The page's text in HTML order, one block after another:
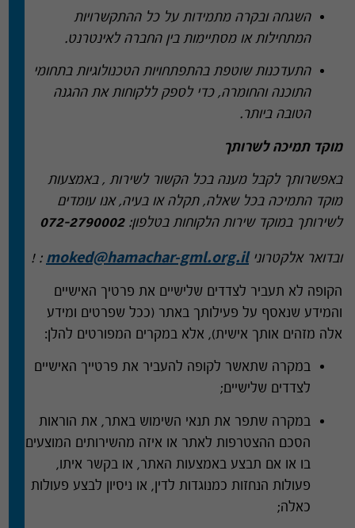
השגחה ובקרה מתמידות על כל ההתקשרויות
המתחילות או מסתיימות בין החברה לאינטרנט.
התעדכנות שוטפת בהתפתחויות הטכנולוגיות בתחומי
התוכנה והחומרה,כדי לספק ללקוחות את ההגנה
הטובה ביותר.
מוקד תמיכה לשרותך
באפשרותך לקבל מענה בכל הקשור לשירות ,באמצעות
מוקד התמיכה בכל שאלה,תקלה או בעיה,אנו עומדים
לשירותך במוקד שירות הלקוחות בטלפון:
072-2790002
ובדואר אלקטרוניmoked@hamachar-gml.org.il
: !
הקופה לא תעביר לצדדים שלישיים את פרטיך האישיים
והמידע שנאסף על פעילותך באתר (ככל שפרטים ומידע
אלה מזהים אותך אישית), אלא במקרים המפורטים להלן:
במקרה שתאשר לקופה להעביר את פרטייך האישיים
לצדדים שלישיים;
במקרה שתפר את תנאי השימוש באתר, את הוראות
הסכם ההצטרפות לאתר או איזה מהשירותים המוצעים
בו או אם תבצע באמצעות האתר, או בקשר איתו,
פעולות הנחזות כמנוגדות לדין, או ניסיון לבצע פעולות
כאלה;